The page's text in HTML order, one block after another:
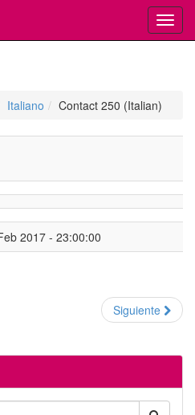
Italiano Contact 250 (Italian)
2017 - 23:00:00
Siguiente